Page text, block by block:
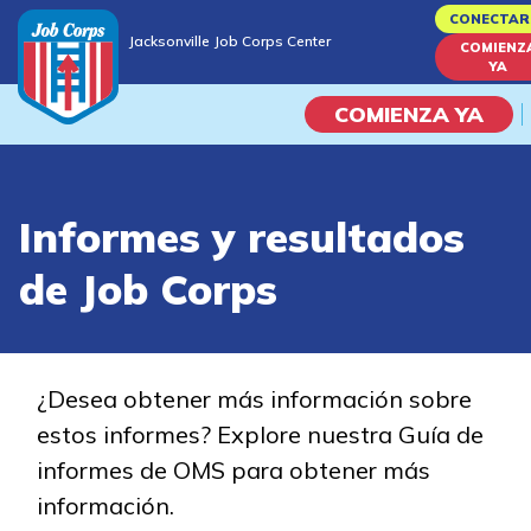
to
content
Jacksonville Job Corps Center
YA
COMIENZA YA
Vida En El Campus
Habilidades académicas
Estudiar
Programas de
Informes y resultados
de Job Corps
¿Desea obtener más información sobre
estos informes? Explore nuestra Guía de
informes de OMS para obtener más
información.